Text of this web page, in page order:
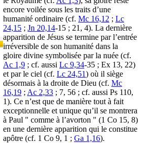
encore voilée sous les traits d’une
humanité ordinaire (cf. Mc 16,12 ; Lc
24,15 ; Jn 20,14-15 ; 21, 4). La dernière
apparition de Jésus se termine par l’entrée
irréversible de son humanité dans la
gloire divine symbolisée par la nuée (cf.
Ac 1,9 ; cf. aussi Lc 9,34-35 ; Ex 13, 22)
et par le ciel (cf. Lc 24,51) où il siège
désormais à la droite de Dieu (cf. Mc
16,19 ; Ac 2,33 ; 7, 56 ; cf. aussi Ps 110,
1). Ce n’est que de manière tout à fait
exceptionnelle et unique qu’il se montrera
à Paul " comme à l’avorton " (1 Co 15, 8)
en une dernière apparition qui le constitue
apôtre (cf. 1 Co 9, 1 ; Ga 1,16).